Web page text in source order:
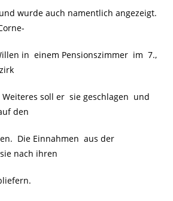
wurde auch namentlich angezeigt.
in einem Pensionszimmer im 7.,
soll er sie geschlagen und
den
Die Einnahmen aus der
nach ihren